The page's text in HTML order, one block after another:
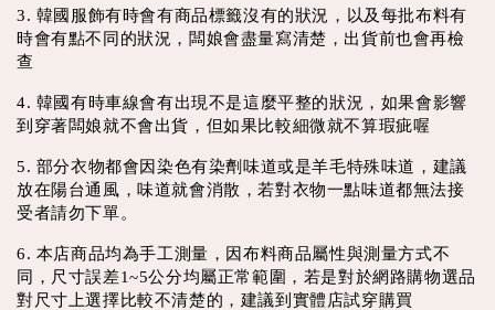
3. 韓國服飾有時會有商品標籤沒有的狀況，以及每批布料有
時會有點不同的狀況，闆娘會盡量寫清楚，出貨前也會再檢
查
4. 韓國有時車線會有出現不是這麼平整的狀況，如果會影響
到穿著闆娘就不會出貨，但如果比較細微就不算瑕疵喔
5. 部分衣物都會因染色有染劑味道或是羊毛特殊味道，建議
放在陽台通風，味道就會消散，若對衣物一點味道都無法接
受者請勿下單。
6. 本店商品均為手工測量，因布料商品屬性與測量方式不
同，尺寸誤差1~5公分均屬正常範圍，若是對於網路購物選品
對尺寸上選擇比較不清楚的，建議到實體店試穿購買